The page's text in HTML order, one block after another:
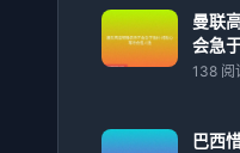
曼联
会急
待合适
138 阅
巴西